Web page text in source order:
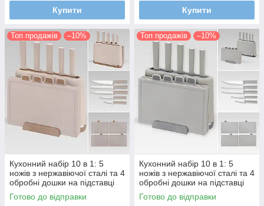
Купити Купити
Топ продажів –10%
Кухонний набір 10 в 1: 5
ножів з нержавіючої сталі та 4
обробні дошки на підставці
Maestro MR-1412
Готово до відправки
Топ продажів –10%
Кухонний набір 10 в 1: 5
ножів з нержавіючої сталі та 4
обробні дошки на підставці
Maestro MR-1412
Готово до відправки